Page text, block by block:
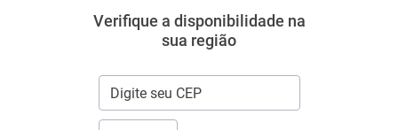
Verifique a disponibilidade na
sua região